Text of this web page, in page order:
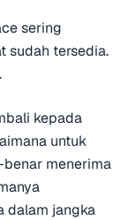
sering
sudah tersedia.
kepada
untuk
menerima
dalam jangka